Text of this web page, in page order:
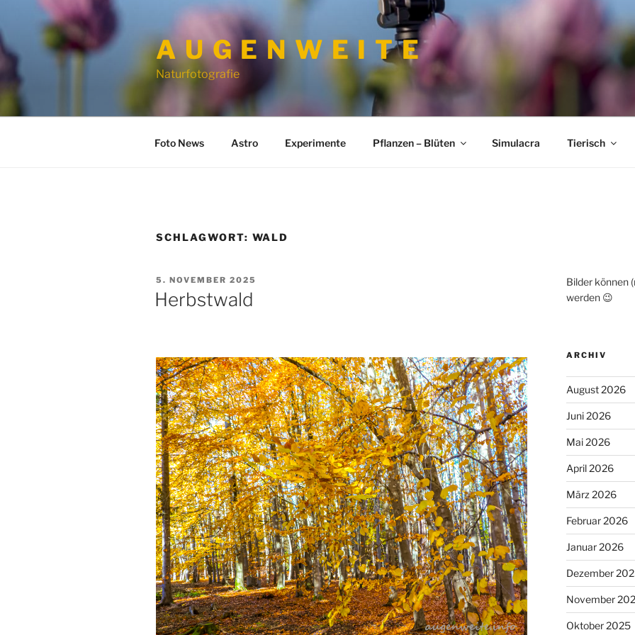
springen
A U G E N W E I T E
Naturfotografie
Foto News Astro Experimente Pflanzen – Blüten Simulacra Tierisch
SCHLAGWORT: WALD
VERÖFFENTLICHT
AM
5. NOVEMBER 2025
Herbstwald
Bilder können
werden 😉
ARCHIV
August 2026
Juni 2026
Mai 2026
April 2026
März 2026
Februar 2026
Januar 2026
Dezember
November
Oktober 2025